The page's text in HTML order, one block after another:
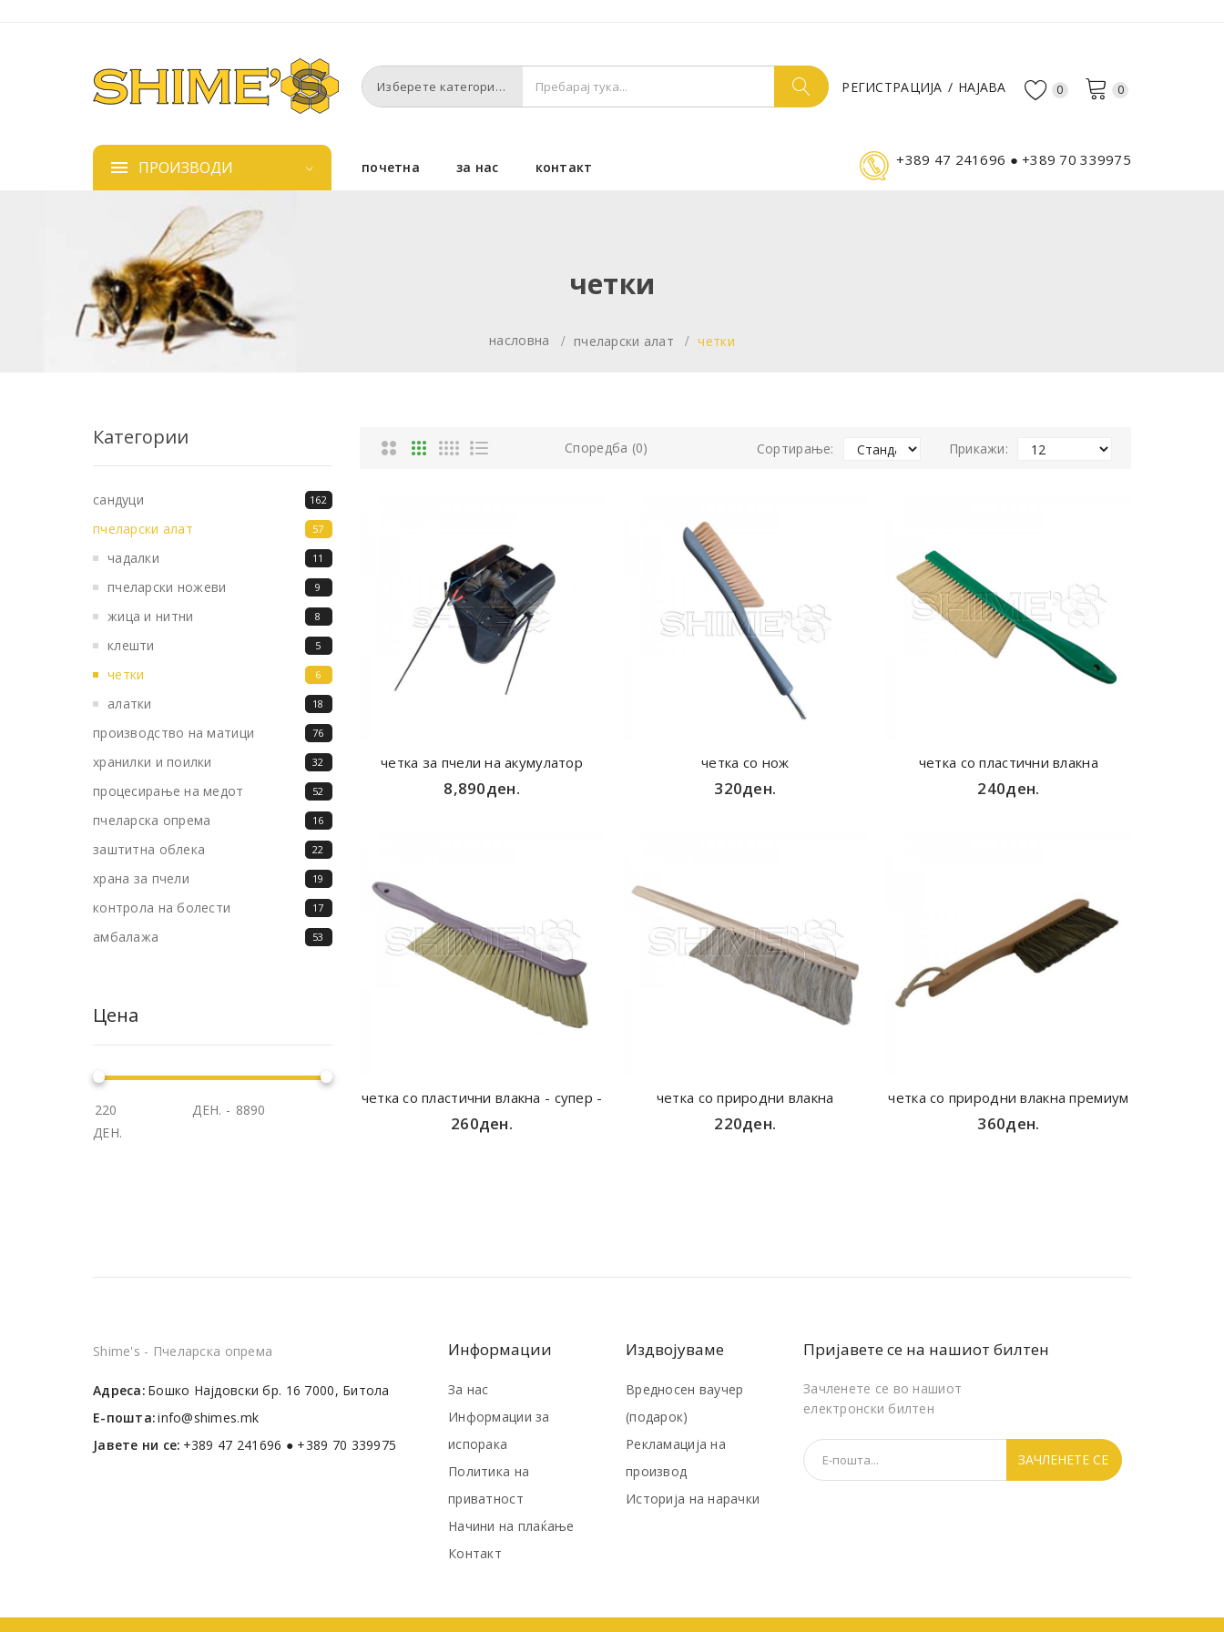
РЕГИСТРАЦИЈА НАЈАВА 0
0
Изберете категории
ПРОИЗВОДИ почетна за нас контакт +389 47 241696 ● +389 70 339975
четки
насловна пчеларски алат четки
Цена
ДЕН. -
ДЕН.
Категории
сандуци 162
пчеларски алат 57
чадалки 11
пчеларски ножеви 9
жица и нитни 8
клешти 5
четки 6
алатки 18
производство на матици 76
хранилки и поилки 32
процесирање на медот 52
пчеларска опрема 16
заштитна облека 22
храна за пчели 19
контрола на болести 17
амбалажа 53
Споредба (0) Сортирање: Прикажи:
четка за пчели на акумулатор
8,890ден.
четка со нож
320ден.
четка со пластични влакна
240ден.
четка со пластични влакна - супер -
260ден.
четка со природни влакна
220ден.
четка со природни влакна премиум
360ден.
Shime's - Пчеларска опрема
Адреса: Бошко Најдовски бр. 16 7000, Битола
Е-пошта:info@shimes.mk
Јавете ни се: +389 47 241696 ● +389 70 339975
Информации
За нас
Информации за
испорака
Политика на
приватност
Начини на плаќање
Контакт
Издвојуваме
Вредносен ваучер
(подарок)
Рекламација на
производ
Историја на нарачки
Пријавете се на нашиот билтен
Зачленете се во нашиот
електронски билтен
ЗАЧЛЕНЕТЕ СЕ